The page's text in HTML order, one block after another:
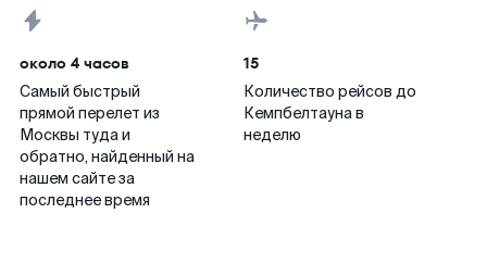
около 4 часов
Самый быстрый
прямой перелет из
Москвы туда и
обратно, найденный на
нашем сайте за
последнее время
15
Количество рейсов до
Кемпбелтауна в
неделю